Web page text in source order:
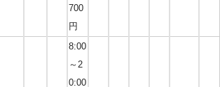
700
円
8:00
～2
0:00